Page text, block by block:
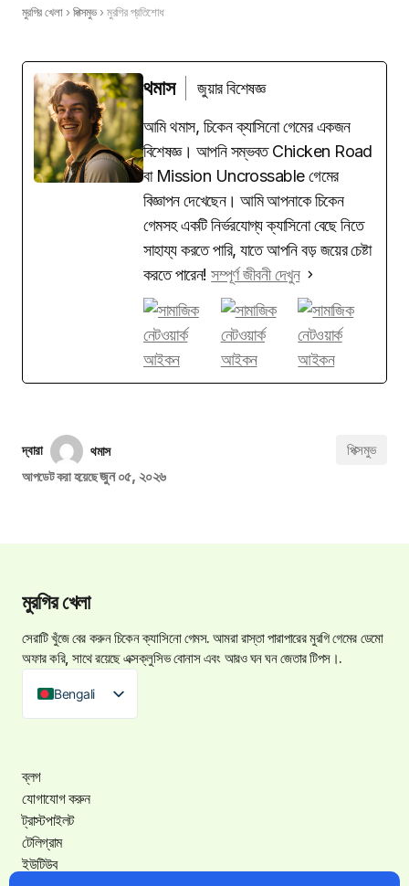
মুরগির খেলা› পিক্সমুভ›মুরগির প্রতিশোধ
থমাস
জুয়ার বিশেষজ্ঞ
আমি থমাস, চিকেন ক্যাসিনো গেমের একজন
বিশেষজ্ঞ। আপনি সম্ভবত Chicken Road
বা Mission Uncrossable গেমের
বিজ্ঞাপন দেখেছেন। আমি আপনাকে চিকেন
গেমসহ একটি নির্ভরযোগ্য ক্যাসিনো বেছে নিতে
সাহায্য করতে পারি, যাতে আপনি বড় জয়ের চেষ্টা
করতে পারেন!সম্পূর্ণ জীবনী দেখুন
দ্বারা
থমাস
আপডেট করা হয়েছেজুন ০৫, ২০২৬
পিক্সমুভ
মুরগির খেলা
সেরাটি খুঁজে বের করুনচিকেন ক্যাসিনো গেমস. আমরা রাস্তা পারাপারের মুরগি গেমের ডেমো
অফার করি, সাথে রয়েছে এক্সক্লুসিভ বোনাস এবং আরও ঘন ঘন জেতার টিপস।.
Bengali
ব্লগ
যোগাযোগ করুন
ট্রাস্টপাইলট
টেলিগ্রাম
ইউটিউব